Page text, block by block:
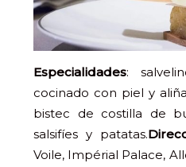
Especialidades:
cocinado con piel y
bistec de costilla de
salsifíes y patatas.
Voile, Impérial Palace,